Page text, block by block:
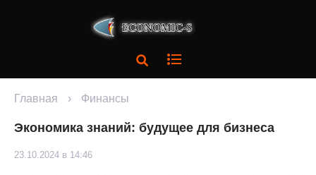
Главная › Финансы
Экономика знаний: будущее для бизнеса
23.10.2024 в 14:46